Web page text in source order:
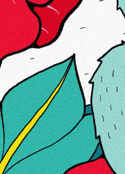
Teie
Uue e-privaatsuse
küpsiste
LINGID
KONTAKTID